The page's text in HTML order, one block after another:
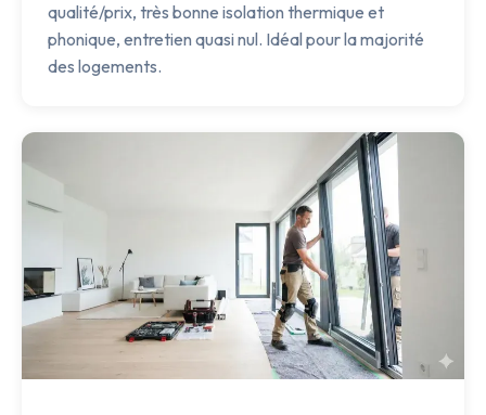
qualité/prix, très bonne isolation thermique et
phonique, entretien quasi nul. Idéal pour la majorité
des logements.